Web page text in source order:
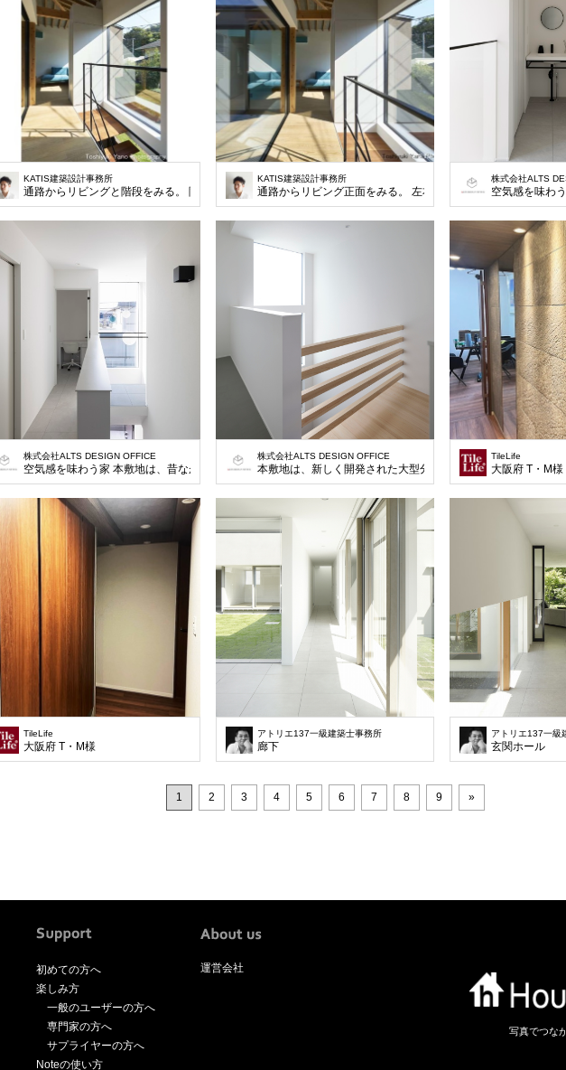
KATIS建築設計事務所
通路からリビングと階段をみる。 階段正面の収納扉高さは、サッシ高さと合せて壁は独立壁とし、 天井まで伸
KATIS建築設計事務所
通路からリビング正面をみる。 左右の窓ガラスから外部空間
株式会社ALTS
空気感を味わ
株式会社ALTS DESIGN OFFICE
空気感を味わう家 本敷地は、昔ながらの分譲地にある一画の既存住宅の建て替えの計画です。 クライアント
株式会社ALTS DESIGN OFFICE
本敷地は、新しく開発された大型分譲地の一画の土地で大通
TileLife
大阪府 T・M様
TileLife
大阪府 T・M様
アトリエ137一級建築士事務所
廊下
アトリエ137一級
玄関ホール
1 2 3 4 5 6 7 8 9 »
初めての方へ
楽しみ方
一般のユーザーの方へ
専門家の方へ
サプライヤーの方へ
Noteの使い方
運営会社
写真でつな